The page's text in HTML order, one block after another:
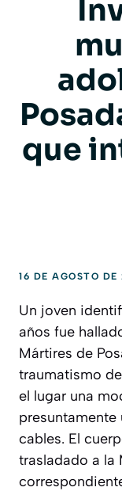
que
16 DE AGOSTO
Un joven
años fue
Mártires de
traumatismo
el lugar una
cables. El
trasladado a la